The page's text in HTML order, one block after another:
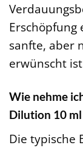
Erschöpfung
sanfte, aber
erwünscht
Wie nehme
Dilution 10 ml
Die typische